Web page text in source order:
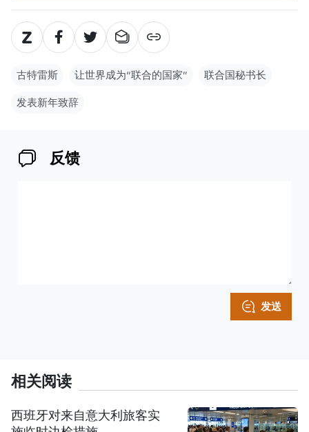
古特雷斯 让世界成为“联合的国家” 联合国秘书长
发表新年致辞
反馈
发送
相关阅读
西班牙对来自意大利旅客实